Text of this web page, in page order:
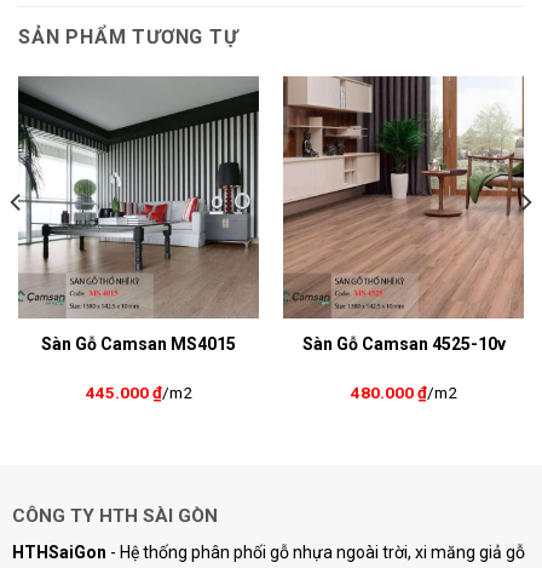
SẢN PHẨM TƯƠNG TỰ
Sàn Gỗ Camsan MS4015
445.000₫/m2
Sàn Gỗ Camsan 4525-10v
480.000₫/m2
CÔNG TY HTH SÀI GÒN
HTHSaiGon - Hệ thống phân phối gỗ nhựa ngoài trời, xi măng giả gỗ